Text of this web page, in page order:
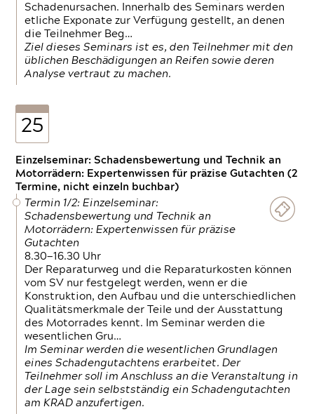
Schadenursachen. Innerhalb des Seminars werden
etliche Exponate zur Verfügung gestellt, an denen
die Teilnehmer Beg…
Ziel dieses Seminars ist es, den Teilnehmer mit den
üblichen Beschädigungen an Reifen sowie deren
Analyse vertraut zu machen.
25
Einzelseminar: Schadensbewertung und Technik an
Motorrädern: Expertenwissen für präzise Gutachten (2
Termine, nicht einzeln buchbar)
Termin 1/2: Einzelseminar:
Schadensbewertung und Technik an
Motorrädern: Expertenwissen für präzise
Gutachten
8.30—16.30 Uhr
Der Reparaturweg und die Reparaturkosten können
vom SV nur festgelegt werden, wenn er die
Konstruktion, den Aufbau und die unterschiedlichen
Qualitätsmerkmale der Teile und der Ausstattung
des Motorrades kennt. Im Seminar werden die
wesentlichen Gru…
Im Seminar werden die wesentlichen Grundlagen
eines Schadengutachtens erarbeitet. Der
Teilnehmer soll im Anschluss an die Veranstaltung in
der Lage sein selbstständig ein Schadengutachten
am KRAD anzufertigen.